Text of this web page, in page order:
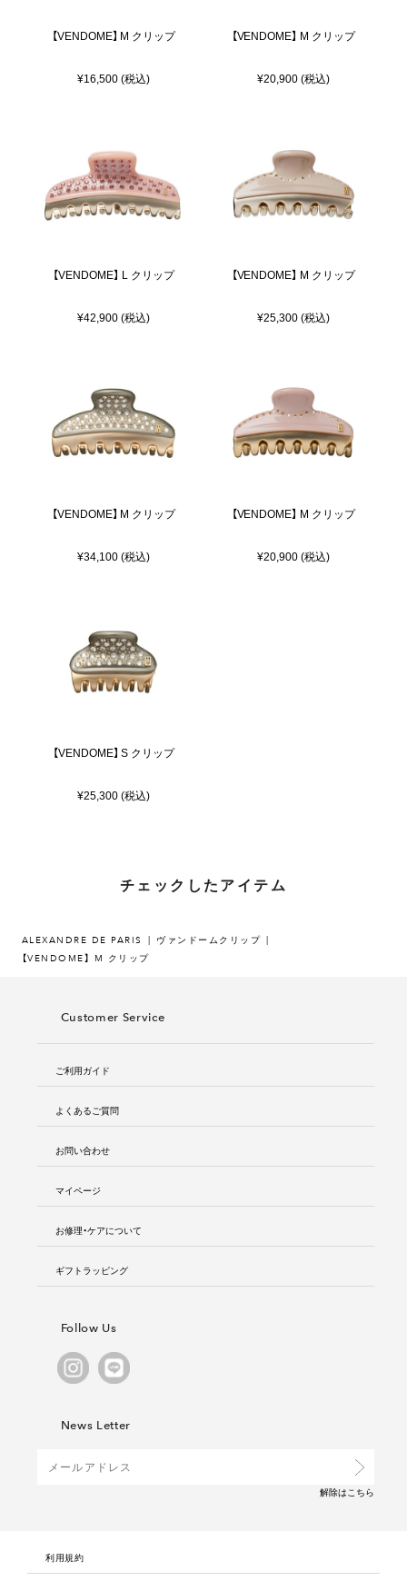
【VENDOME】 M クリップ
¥16,500 (税込)
【VENDOME】 M クリップ
¥20,900 (税込)
【VENDOME】 L クリップ
¥42,900 (税込)
【VENDOME】 M クリップ
¥25,300 (税込)
【VENDOME】 M クリップ
¥34,100 (税込)
【VENDOME】 M クリップ
¥20,900 (税込)
【VENDOME】 S クリップ
¥25,300 (税込)
チェックしたアイテム
ALEXANDRE DE PARIS
ヴァンドームクリップ
【VENDOME】 M クリップ
Customer Service
ご利用ガイド
よくあるご質問
お問い合わせ
マイページ
お修理・ケアについて
ギフトラッピング
Follow Us
News Letter
解除は こちら
利用規約